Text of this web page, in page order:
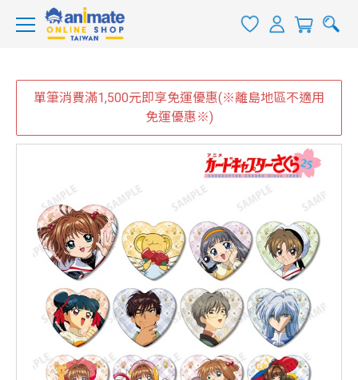
單筆消費滿1,500元即享免運優惠(※離島地區不適用
免運優惠※)